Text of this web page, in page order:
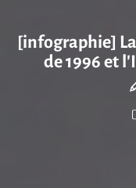
[infographie]
de 1996 et